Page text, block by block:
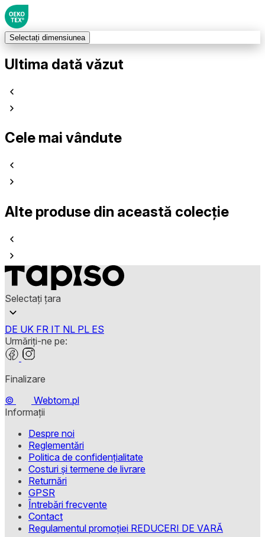
Selectați dimensiunea
Ultima dată văzut
Cele mai vândute
Alte produse din această colecție
Selectați țara
DE UK FR IT NL PL ES
Urmăriți-ne pe:
Finalizare
©
Webtom.pl
Informații
Despre noi
Reglementări
Politica de confidențialitate
Costuri și termene de livrare
Returnări
GPSR
Întrebări frecvente
Contact
Regulamentul promoției REDUCERI DE VARĂ